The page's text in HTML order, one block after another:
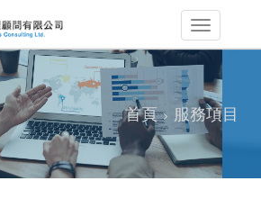
首頁 服務項目